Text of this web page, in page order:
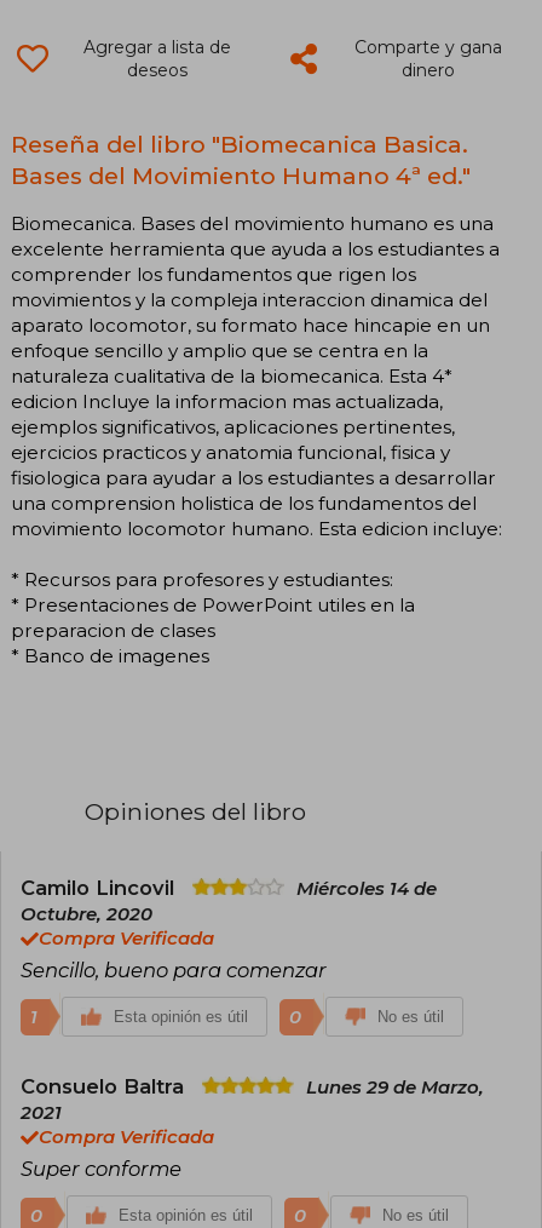
Agregar a lista de
deseos
Comparte y gana
dinero
Reseña del libro "Biomecanica Basica.
Bases del Movimiento Humano 4ª ed."
Biomecanica. Bases del movimiento humano es una
excelente herramienta que ayuda a los estudiantes a
comprender los fundamentos que rigen los
movimientos y la compleja interaccion dinamica del
aparato locomotor, su formato hace hincapie en un
enfoque sencillo y amplio que se centra en la
naturaleza cualitativa de la biomecanica. Esta 4*
edicion Incluye la informacion mas actualizada,
ejemplos significativos, aplicaciones pertinentes,
ejercicios practicos y anatomia funcional, fisica y
fisiologica para ayudar a los estudiantes a desarrollar
una comprension holistica de los fundamentos del
movimiento locomotor humano. Esta edicion incluye:
* Recursos para profesores y estudiantes:
* Presentaciones de PowerPoint utiles en la
preparacion de clases
* Banco de imagenes
Opiniones del libro
Camilo Lincovil
Miércoles 14 de
Octubre, 2020
Compra Verificada
Sencillo, bueno para comenzar
1 Esta opinión es útil 0 No es útil
Consuelo Baltra
Lunes 29 de Marzo,
2021
Compra Verificada
Super conforme
0 Esta opinión es útil 0 No es útil